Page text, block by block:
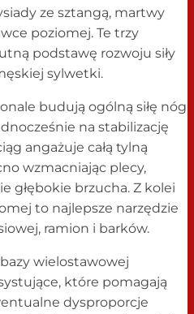
ze sztangą, martwy
poziomej. Te trzy
podstawę rozwoju siły
sylwetki.
budują ogólną siłę nóg
na stabilizację
angażuje całą tylną
wzmacniając plecy,
głębokie brzucha. Z kolei
to najlepsze narzędzie
ramion i barków.
wielostawowej
które pomagają
dysproporcje